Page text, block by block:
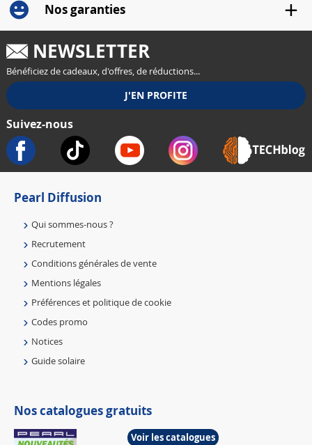
Nos garanties
NEWSLETTER
Bénéficiez de cadeaux, d'offres, de réductions...
Suivez-nous
Pearl Diffusion
Qui sommes-nous ?
Recrutement
Conditions générales de vente
Mentions légales
Préférences et politique de cookie
Codes promo
Notices
Guide solaire
Nos catalogues gratuits
Voir les catalogues